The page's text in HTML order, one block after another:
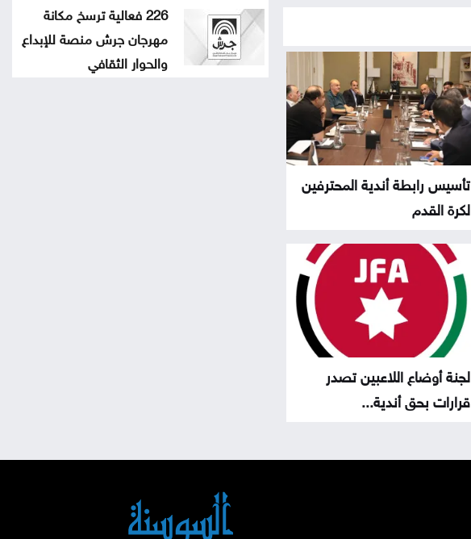
تأسيس رابطة أندية المحترفين
لكرة القدم
لجنة أوضاع اللاعبين تصدر
قرارات بحق أندية...
226 فعالية ترسخ مكانة
مهرجان جرش منصة للإبداع
والحوار الثقافي